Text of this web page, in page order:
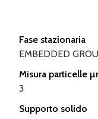
Fase stazionaria
EMBEDDED
Misura particelle
3
Supporto solido